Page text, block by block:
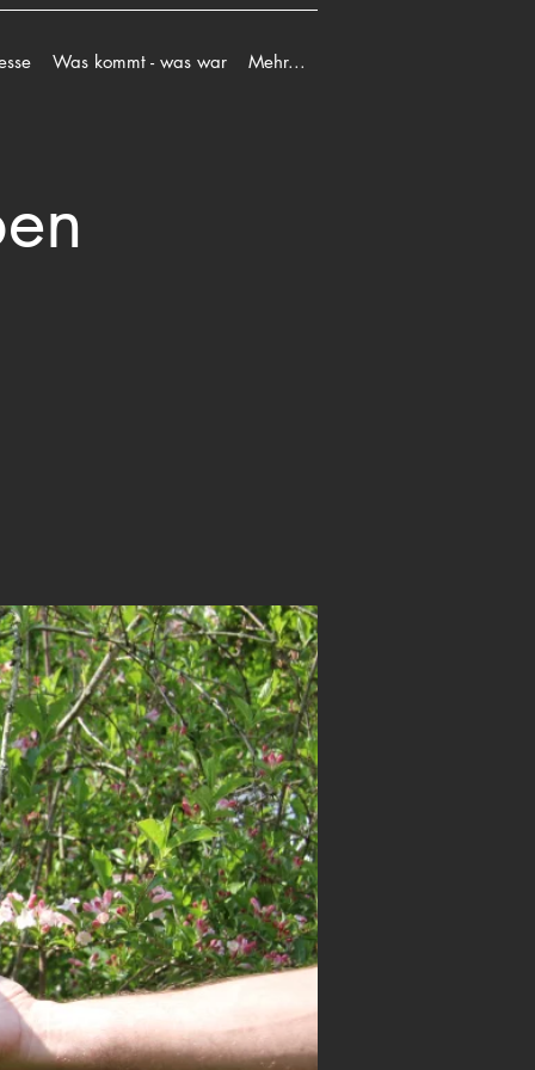
Was kommt - was war Mehr...